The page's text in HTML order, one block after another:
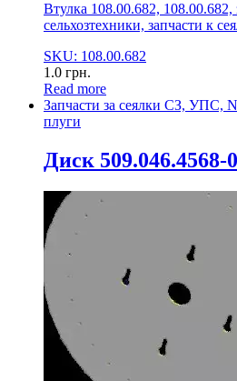
Втулка 108.00.682, 108.00.682,
сельхозтехники, запчасти к
SKU: 108.00.682
1.0 грн.
Read more
Запчасти за сеялки СЗ, УПС,
плуги
Диск 509.046.4568-